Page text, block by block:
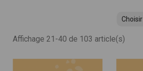
Choisir
Affichage 21-40 de 103 article(s)